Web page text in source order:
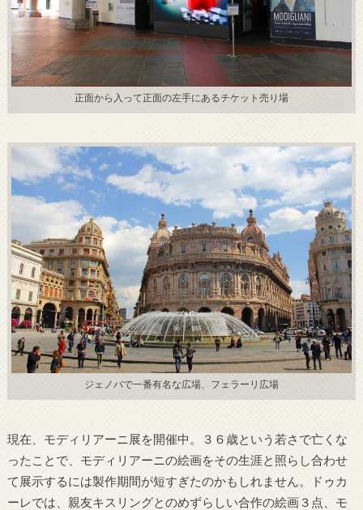
正面から入って正面の左手にあるチケット売り場
ジェノバで一番有名な広場、フェラーリ広場
現在、モディリアーニ展を開催中。３６歳という若さで亡くな
ったことで、モディリアーニの絵画をその生涯と照らし合わせ
て展示するには製作期間が短すぎたのかもしれません。ドゥカ
ーレでは、親友キスリングとのめずらしい合作の絵画３点、モ